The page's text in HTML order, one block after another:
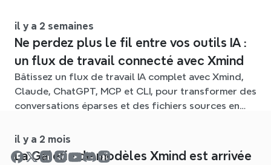
il y a 2 semaines
Ne perdez plus le fil entre vos outils IA :
un flux de travail connecté avec Xmind
Bâtissez un flux de travail IA complet avec Xmind,
Claude, ChatGPT, MCP et CLI, pour transformer des
conversations éparses et des fichiers sources en
il y a 2 mois
La Galerie de modèles Xmind est arrivée